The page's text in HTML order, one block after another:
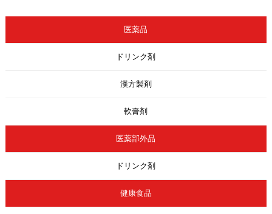
医薬品
ドリンク剤
漢方製剤
軟膏剤
医薬部外品
ドリンク剤
健康食品